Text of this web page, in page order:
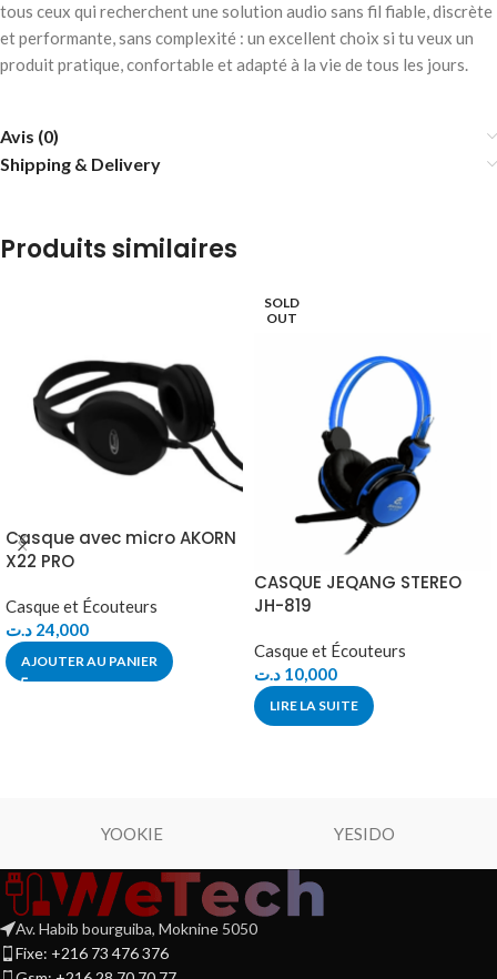
tous ceux qui recherchent une solution audio sans fil fiable, discrète
et performante, sans complexité : un excellent choix si tu veux un
produit pratique, confortable et adapté à la vie de tous les jours.
Avis (0)
Shipping & Delivery
Produits similaires
Casque avec micro AKORN
X22 PRO
Casque et Écouteurs
24,000 د.ت
AJOUTER AU PANIER
SOLD
OUT
CASQUE JEQANG STEREO
JH-819
Casque et Écouteurs
10,000 د.ت
LIRE LA SUITE
YOOKIE YESIDO
Av. Habib bourguiba, Moknine 5050
Fixe: +216 73 476 376